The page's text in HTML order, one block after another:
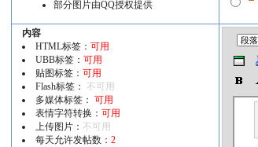
部分图片由QQ授权提供
内容
HTML标签： 可用
UBB标签： 可用
贴图标签： 可用
Flash标签：
不可用
多媒体标签： 可用
表情字符转换： 可用
上传图片： 不可用
每天允许发帖数： 2